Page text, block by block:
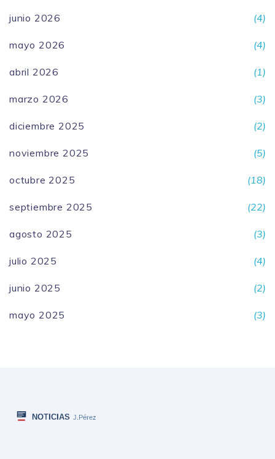
junio 2026 (4)
mayo 2026 (4)
abril 2026 (1)
marzo 2026 (3)
diciembre 2025 (2)
noviembre 2025 (5)
octubre 2025 (18)
septiembre 2025 (22)
agosto 2025 (3)
julio 2025 (4)
junio 2025 (2)
mayo 2025 (3)